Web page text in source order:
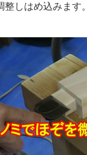
整しはめ込みます。